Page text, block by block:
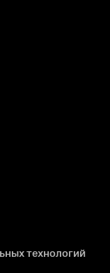
технологий